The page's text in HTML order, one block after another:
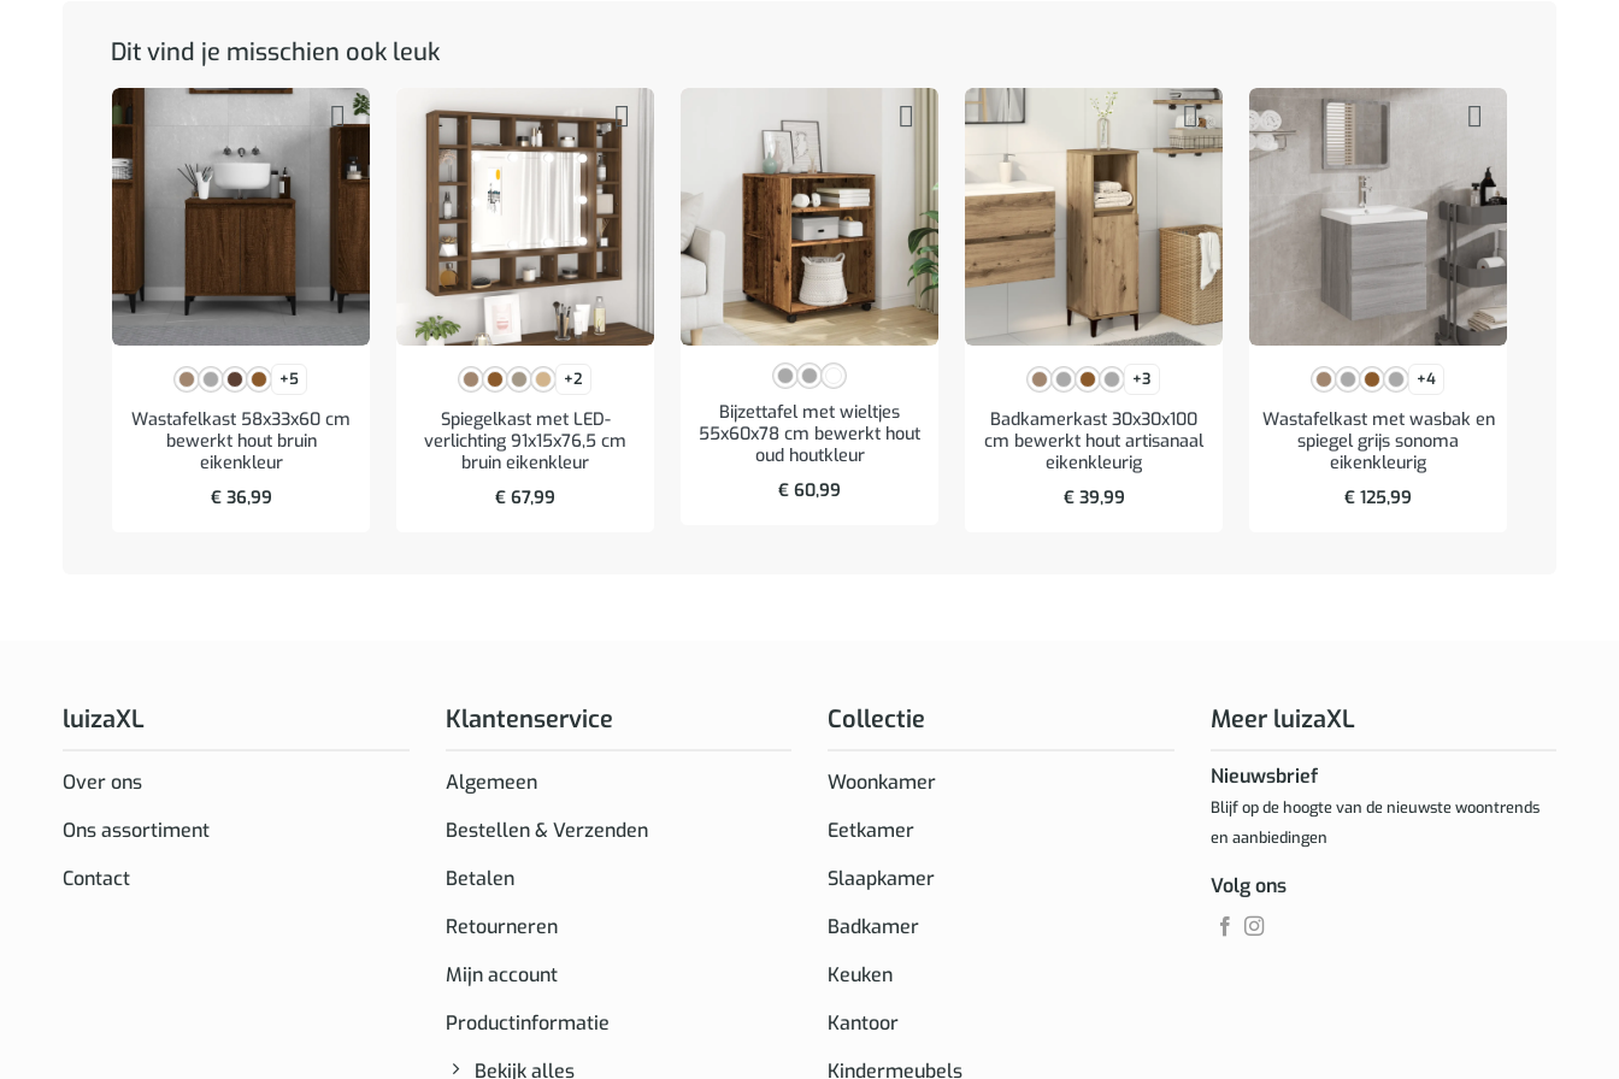
Dit vind je misschien ook leuk
+5
Wastafelkast 58x33x60 cm
bewerkt hout bruin
eikenkleur
€36,99
+2
Spiegelkast met LED-
verlichting 91x15x76,5 cm
bruin eikenkleur
€ 67,99
Bijzettafel met wieltjes
55x60x78 cm bewerkt hout
oud houtkleur
€ 60,99
+3
Badkamerkast 30x30x100
cm bewerkt hout artisanaal
eikenkleurig
€39,99
+4
Wastafelkast met wasbak en
spiegel grijs sonoma
eikenkleurig
€ 125,99
luizaXL
Over ons
Ons assortiment
Contact
Klantenservice
Algemeen
Bestellen & Verzenden
Betalen
Retourneren
Mijn account
Productinformatie
Bekijk alles
Collectie
Woonkamer
Eetkamer
Slaapkamer
Badkamer
Keuken
Kantoor
Kindermeubels
Meer luizaXL
Nieuwsbrief
Blijf op de hoogte van de nieuwste woontrends
en aanbiedingen
Volg ons